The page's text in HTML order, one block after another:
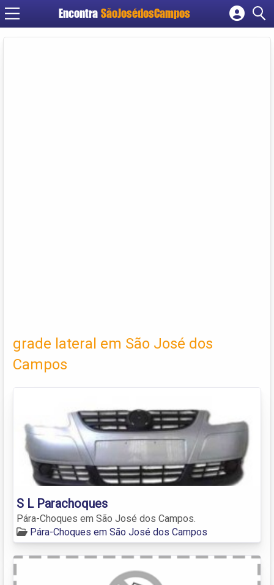
Encontra SãoJosédosCampos
Cadastrar empresa
grade lateral em São José dos
Campos
S L Parachoques
Pára-Choques em São José dos Campos.
Pára-Choques em São José dos Campos